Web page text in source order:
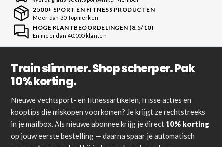
2500+ SPORT EN FITNESS PRODUCTEN
Meer dan 30 Topmerken
HOGE KLANTBEOORDELINGEN (8.5/10)
En meer dan 40.000 klanten
Train slimmer. Shop scherper. Pak
10% korting.
Nieuwe vechtsport- en fitnessartikelen, frisse acties en
kooptips die miskopen voorkomen? Je krijgt ze rechtstreeks
in je mailbox. Als nieuwe abonnee krijg je direct 10% korting
op jouw eerste bestelling — daarna spaar je automatisch